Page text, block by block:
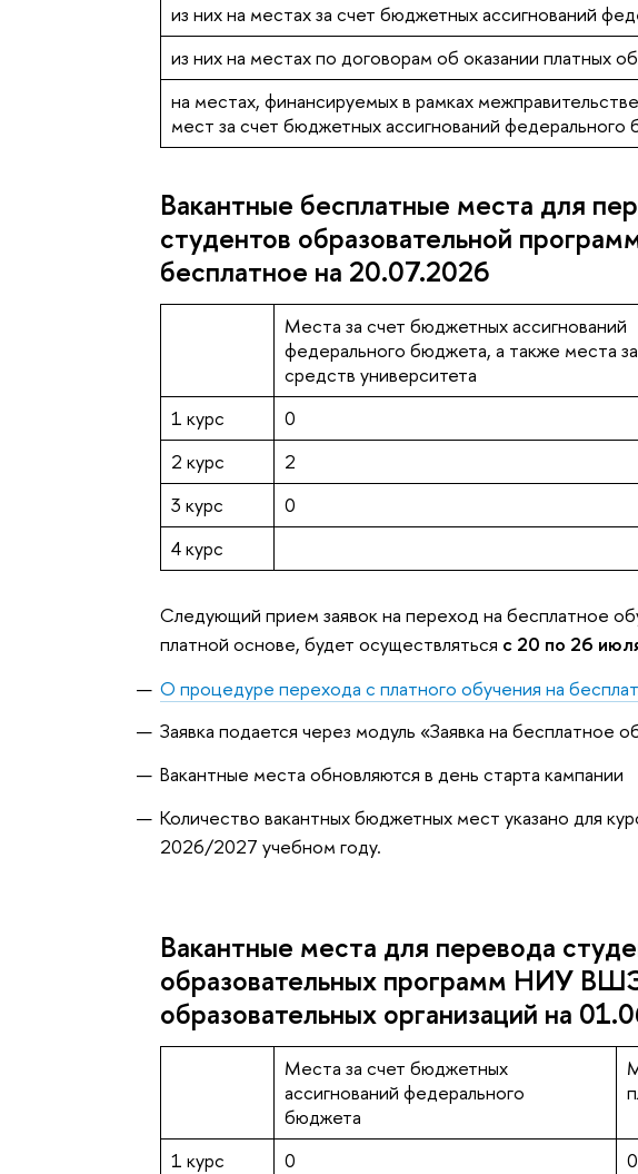
из них на местах за счет бюджетных ассигнований
из них на местах по договорам об оказании платных
на местах, финансируемых в рамках
мест за счет бюджетных ассигнований федерального
Вакантные бесплатные места для
студентов образовательной
бесплатное на 20.07.2026
Места за счет бюджетных ассигнований
федерального бюджета, а также места
средств университета
1 курс
0
2 курс
2
3 курс
0
4 курс
Следующий прием заявок на переход на бесплатное
платной основе, будет осуществляться с 20 по 26
О процедуре перехода с платного обучения на
Заявка подается через модуль «Заявка на бесплатное
Вакантные места обновляются в день старта кампании
Количество вакантных бюджетных мест указано для
2026/2027 учебном году.
Вакантные места для перевода
образовательных программ НИУ
образовательных организаций на
Места за счет бюджетных
ассигнований федерального
бюджета
1 курс 0
0